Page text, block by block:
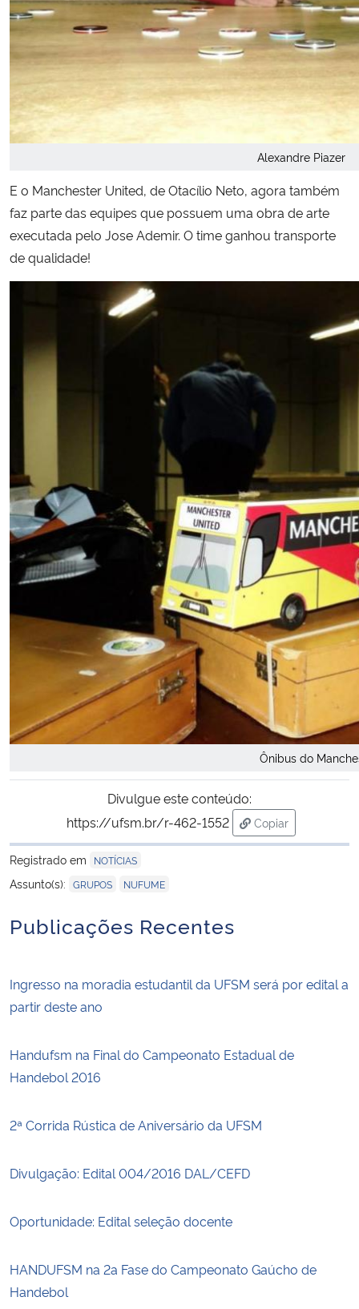
Alexandre Piazer
E o Manchester United, de Otacílio Neto, agora também
faz parte das equipes que possuem uma obra de arte
executada pelo Jose Ademir. O time ganhou transporte
de qualidade!
Ônibus do
Divulgue este conteúdo:
https://ufsm.br/r-462-1552
Copiar
para área de
Registrado em
NOTÍCIAS
Assunto(s): GRUPOS NUFUME
Publicações Recentes
Ingresso na moradia estudantil da UFSM será por edital a
partir deste ano
Handufsm na Final do Campeonato Estadual de
Handebol 2016
2ª Corrida Rústica de Aniversário da UFSM
Divulgação: Edital 004/2016 DAL/CEFD
Oportunidade: Edital seleção docente
HANDUFSM na 2a Fase do Campeonato Gaúcho de
Handebol